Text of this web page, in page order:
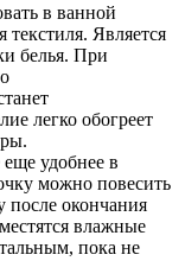
в ванной
текстиля. Является
белья. При
легко обогреет
удобнее в
можно повесить
после окончания
влажные
пока не